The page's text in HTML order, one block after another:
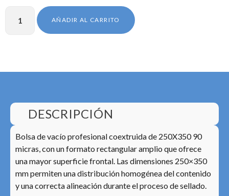
AÑADIR AL CARRITO
DESCRIPCIÓN
Bolsa de vacío profesional coextruida de 250X350 90
micras, con un formato rectangular amplio que ofrece
una mayor superficie frontal. Las dimensiones 250×350
mm permiten una distribución homogénea del contenido
y una correcta alineación durante el proceso de sellado.